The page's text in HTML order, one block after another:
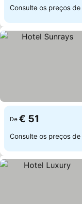
Consulte os preços de
De € 51
Consulte os preços de